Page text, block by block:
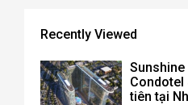
Recently Viewed
Condotel
tiên tại